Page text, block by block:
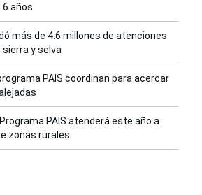
6 años
más de 4.6 millones de atenciones
y selva
PAIS coordinan para acercar
PAIS atenderá este año a
zonas rurales